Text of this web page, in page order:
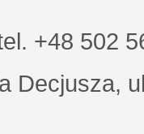
+48 502
Decjusza,